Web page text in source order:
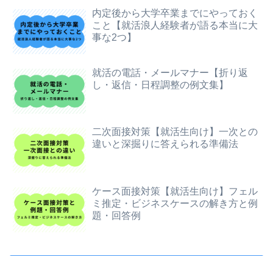
内定後から大学卒業までにやっておく
こと【就活浪人経験者が語る本当に大
事な2つ】
就活の電話・メールマナー【折り返
し・返信・日程調整の例文集】
二次面接対策【就活生向け】一次との
違いと深掘りに答えられる準備法
ケース面接対策【就活生向け】フェル
ミ推定・ビジネスケースの解き方と例
題・回答例